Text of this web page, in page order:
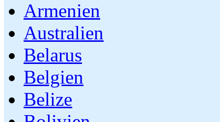
Armenien
Australien
Belarus
Belgien
Belize